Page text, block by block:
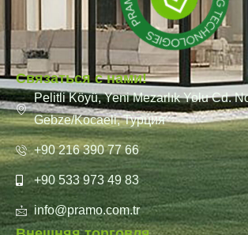
Связаться с нами!
Pelitli Köyü, Yeni Mezarlık Yolu Cd.
Gebze/Kocaeli, Турция
+90 216 390 77 66
+90 533 973 49 83
info@pramo.com.tr